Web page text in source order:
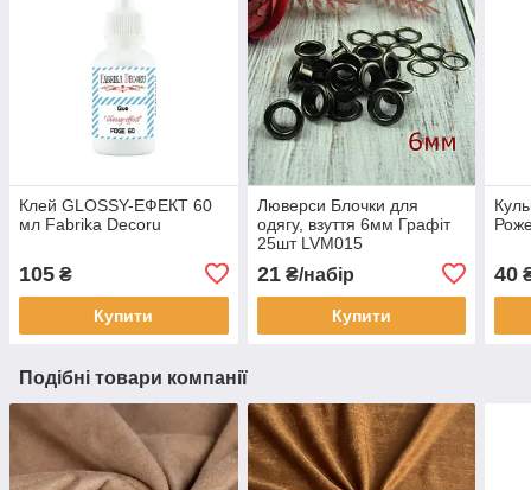
Клей GLOSSY-ЕФЕКТ 60
мл Fabrika Decoru
105 ₴
Купити
Люверси Блочки для
одягу, взуття 6мм Графіт
25шт LVМ015
21₴/набір
Купити
40
Подібні товари компанії